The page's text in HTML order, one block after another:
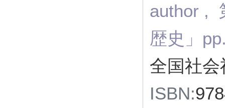
author ,
歴史」
全国社
ISBN: